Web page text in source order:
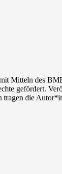
Mitteln des
gefördert.
tragen die